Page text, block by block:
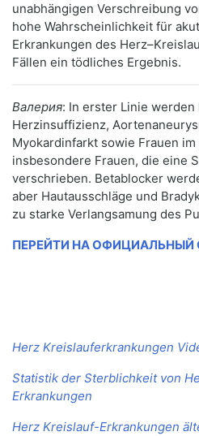
unabhängigen Verschreibung
hohe Wahrscheinlichkeit für
Erkrankungen des
Fällen ein tödliches Ergebnis.
Валерия: In erster Linie
Herzinsuffizienz,
Myokardinfarkt sowie Frauen
insbesondere Frauen, die eine
verschrieben. Betablocker
aber Hautausschläge und
zu starke Verlangsamung des
ПЕРЕЙТИ НА ОФИЦИАЛЬНЫЙ
Herz Kreislauferkrankungen
Statistik der Sterblichkeit von
Erkrankungen
Herz Kreislauf-Erkrankungen